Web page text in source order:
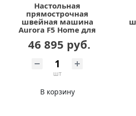
Настольная
прямострочная
швейная машина
Aurora F5 Home для
легких и средних
тканей с
позиционером иглы
46 895 руб.
шт
В корзину